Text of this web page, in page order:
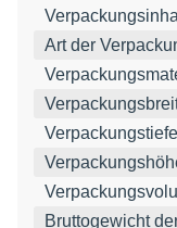
Art der
Bruttogewicht